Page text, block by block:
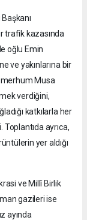
trafik kazasında
oğlu Emin
ve yakınlarına bir
merhum Musa
verdiğini,
katkılarla her
Toplantıda ayrıca,
yer aldığı
ve Millî Birlik
gazileri ise
ayında